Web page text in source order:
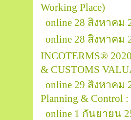
Working Place)
online 28 สิงหาคม
online 28 สิงหาคม
INCOTERMS®
& CUSTOMS
online 29 สิงหาคม
Planning & Control :
online 1 กันยายน